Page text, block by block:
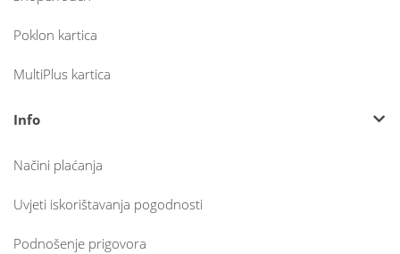
Poklon kartica
MultiPlus kartica
Info
Načini plaćanja
Uvjeti iskorištavanja pogodnosti
Podnošenje prigovora